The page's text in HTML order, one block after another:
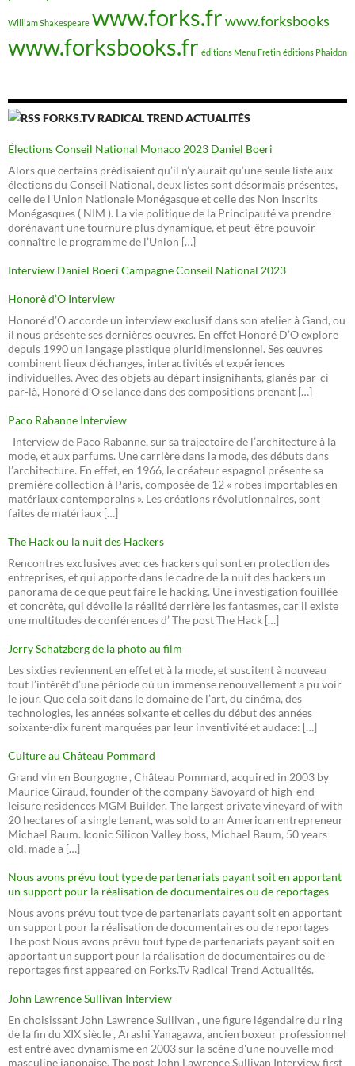
William Shakespeare www.forks.frwww.forksbooks
www.forksbooks.fr éditions Menu Fretin éditions Phaidon
FORKS.TV RADICAL TREND ACTUALITÉS
Élections Conseil National Monaco 2023 Daniel Boeri
Alors que certains prédisaient qu’il n’y aurait qu’une seule liste aux
élections du Conseil National, deux listes sont désormais présentes,
celle de l’Union Nationale Monégasque et celle des Non Inscrits
Monégasques ( NIM ). La vie politique de la Principauté va prendre
dorénavant une tournure plus dynamique, et peut-être pouvoir
connaître le programme de l’Union […]
Interview Daniel Boeri Campagne Conseil National 2023
Honorè d’O Interview
Honoré d’O accorde un interview exclusif dans son atelier à Gand, ou
il nous présente ses dernières oeuvres. En effet Honoré D’O explore
depuis 1990 un langage plastique pluridimensionnel. Ses œuvres
combinent lieux d’échanges, interactivités et expériences
individuelles. Avec des objets au départ insignifiants, glanés par-ci
par-là, Honoré d’O se lance dans des compositions prenant […]
Paco Rabanne Interview
Interview de Paco Rabanne, sur sa trajectoire de l’architecture à la
mode, et aux parfums. Une carrière dans la mode, des débuts dans
l’architecture. En effet, en 1966, le créateur espagnol présente sa
première collection à Paris, composée de 12 « robes importables en
matériaux contemporains ». Les créations révolutionnaires, sont
faites de matériaux […]
The Hack ou la nuit des Hackers
Rencontres exclusives avec ces hackers qui sont en protection des
entreprises, et qui apporte dans le cadre de la nuit des hackers un
panorama de ce que peut faire le hacking. Une investigation fouillée
et concrète, qui dévoile la réalité derrière les fantasmes, car il existe
une multitudes de conférences d’ The post The Hack […]
Jerry Schatzberg de la photo au film
Les sixties reviennent en effet et à la mode, et suscitent à nouveau
tout l’intérêt d’une période où un immense renouvellement a pu voir
le jour. Que cela soit dans le domaine de l’art, du cinéma, des
technologies, les années soixante et celles du début des années
soixante-dix furent marquées par leur inventivité et audace: […]
Culture au Château Pommard
Grand vin en Bourgogne , Château Pommard, acquired in 2003 by
Maurice Giraud, founder of the company Savoyard of high-end
leisure residences MGM Builder. The largest private vineyard of with
20 hectares of a single tenant, was sold to an American entrepreneur
Michael Baum. Iconic Silicon Valley boss, Michael Baum, 50 years
old, made a […]
Nous avons prévu tout type de partenariats payant soit en apportant
un support pour la réalisation de documentaires ou de reportages
Nous avons prévu tout type de partenariats payant soit en apportant
un support pour la réalisation de documentaires ou de reportages
The post Nous avons prévu tout type de partenariats payant soit en
apportant un support pour la réalisation de documentaires ou de
reportages first appeared on Forks.Tv Radical Trend Actualités.
John Lawrence Sullivan Interview
En choisissant John Lawrence Sullivan , une figure légendaire du ring
de la fin du XIX siècle , Arashi Yanagawa, ancien boxeur professionnel
est entré avec dynamisme en 2003 sur la scène d'une nouvelle mod
masculine japonaise. The post John Lawrence Sullivan Interview first